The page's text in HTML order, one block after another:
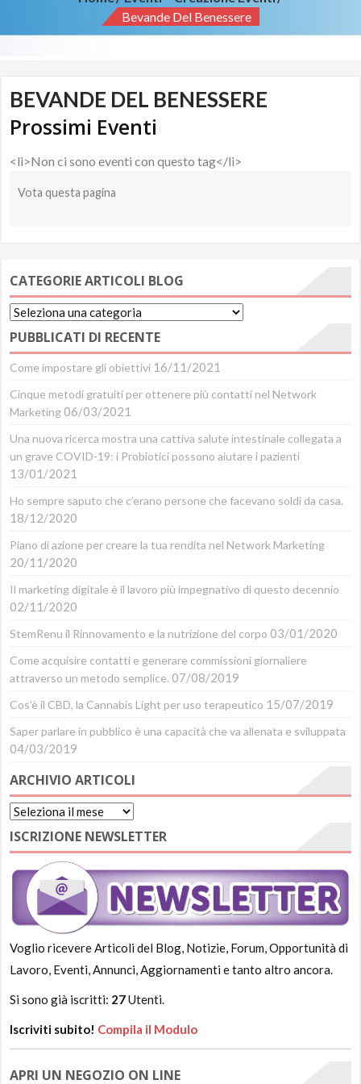
Bevande Del Benessere
BEVANDE DEL BENESSERE
Prossimi Eventi
<li>Non ci sono eventi con questo tag</li>
Vota questa pagina
CATEGORIE ARTICOLI BLOG
Categorie
Articoli
Blog
PUBBLICATI DI RECENTE
Come impostare gli obiettivi 16/11/2021
Cinque metodi gratuiti per ottenere più contatti nel Network
Marketing 06/03/2021
Una nuova ricerca mostra una cattiva salute intestinale collegata a
un grave COVID-19: i Probiotici possono aiutare i pazienti
13/01/2021
Ho sempre saputo che c’erano persone che facevano soldi da casa.
18/12/2020
Piano di azione per creare la tua rendita nel Network Marketing
20/11/2020
Il marketing digitale è il lavoro più impegnativo di questo decennio
02/11/2020
StemRenu il Rinnovamento e la nutrizione del corpo 03/01/2020
Come acquisire contatti e generare commissioni giornaliere
attraverso un metodo semplice. 07/08/2019
Cos’è il CBD, la Cannabis Light per uso terapeutico 15/07/2019
Saper parlare in pubblico è una capacità che va allenata e sviluppata
04/03/2019
ARCHIVIO ARTICOLI
Archivio
Articoli
ISCRIZIONE NEWSLETTER
Voglio ricevere Articoli del Blog, Notizie, Forum, Opportunità di
Lavoro, Eventi, Annunci, Aggiornamenti e tanto altro ancora.
Si sono già iscritti: 27Utenti.
Iscriviti subito! Compila il Modulo
APRI UN NEGOZIO ON LINE